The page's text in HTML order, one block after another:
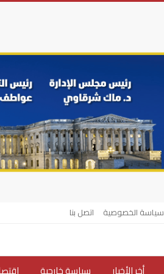
سياسة الخصوصية اتصل بنا